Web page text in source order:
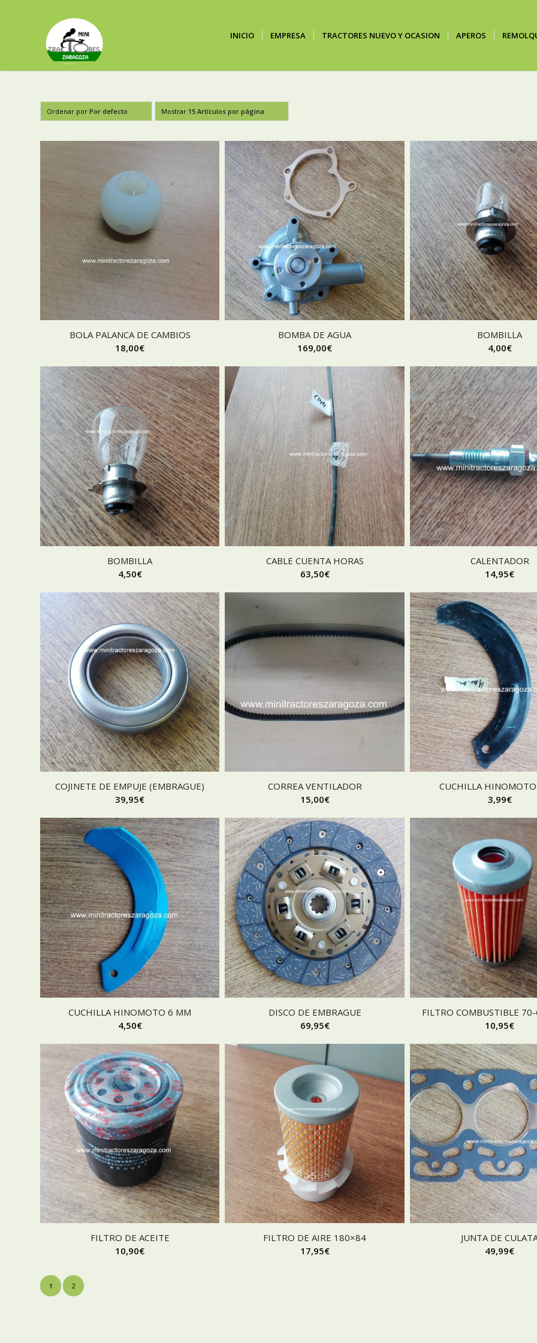
INICIO EMPRESA TRACTORES NUEVO Y OCASION APEROS
Ordenar por Por defecto Mostrar 15 Artículos por página
BOLA PALANCA DE CAMBIOS
18,00€
BOMBA DE AGUA
169,00€
BOMBILLA
4,00€
BOMBILLA
4,50€
CABLE CUENTA HORAS
63,50€
CALENTADOR
14,95€
COJINETE DE EMPUJE (EMBRAGUE)
39,95€
CORREA VENTILADOR
15,00€
CUCHILLA
3,99€
CUCHILLA HINOMOTO 6 MM
4,50€
DISCO DE EMBRAGUE
69,95€
FILTRO COMBUSTIBLE
10,95€
FILTRO DE ACEITE
10,90€
FILTRO DE AIRE 180×84
17,95€
JUNTA DE
49,99€
1 2